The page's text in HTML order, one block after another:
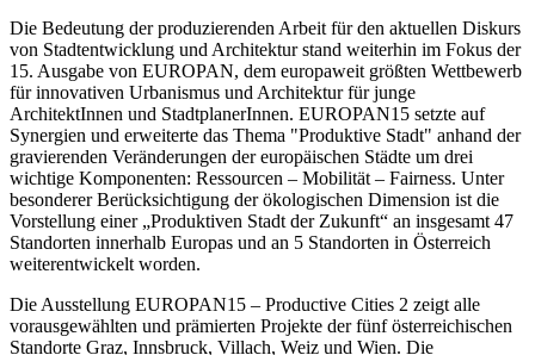
Die Bedeutung der produzierenden Arbeit für den aktuellen Diskurs
von Stadtentwicklung und Architektur stand weiterhin im Fokus der
15. Ausgabe von EUROPAN, dem europaweit größten Wettbewerb
für innovativen Urbanismus und Architektur für junge
ArchitektInnen und StadtplanerInnen. EUROPAN15 setzte auf
Synergien und erweiterte das Thema "Produktive Stadt" anhand der
gravierenden Veränderungen der europäischen Städte um drei
wichtige Komponenten: Ressourcen – Mobilität – Fairness. Unter
besonderer Berücksichtigung der ökologischen Dimension ist die
Vorstellung einer „Produktiven Stadt der Zukunft“ an insgesamt 47
Standorten innerhalb Europas und an 5 Standorten in Österreich
weiterentwickelt worden.
Die Ausstellung EUROPAN15 – Productive Cities 2 zeigt alle
vorausgewählten und prämierten Projekte der fünf österreichischen
Standorte Graz, Innsbruck, Villach, Weiz und Wien. Die